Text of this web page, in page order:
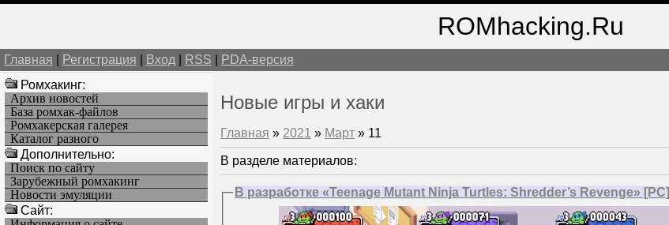
ROMhacking.Ru
Главная Регистрация Вход RSS PDA-версия
Ромхакинг:
Архив новостей
База ромхак-файлов
Ромхакерская галерея
Каталог разного
Дополнительно:
Поиск по сайту
Зарубежный ромхакинг
Новости эмуляции
Cайт:
Новые игры и хаки
Главная » 2021 » Март » 11
В разделе материалов:
В разработке «Teenage Mutant Ninja Turtles: Shredder’s Revenge» [PC]